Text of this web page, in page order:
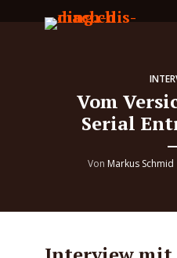
Vom
Serial
Von Markus Schmid